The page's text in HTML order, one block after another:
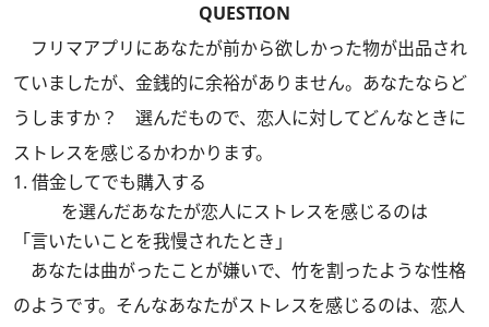
QUESTION
フリマアプリにあなたが前から欲しかった物が出品され
ていましたが、金銭的に余裕がありません。あなたならど
うしますか？ 選んだもので、恋人に対してどんなときに
ストレスを感じるかわかります。
1. 借金してでも購入する
を選んだあなたが恋人にストレスを感じるのは
「言いたいことを我慢されたとき」
あなたは曲がったことが嫌いで、竹を割ったような性格
のようです。そんなあなたがストレスを感じるのは、恋人